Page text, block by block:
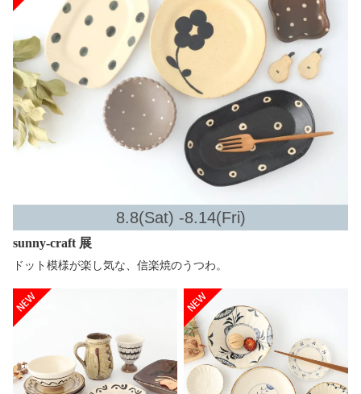
8.8(Sat) -8.14(Fri)
sunny-craft 展
ドット模様が楽し気な、信楽焼のうつわ。